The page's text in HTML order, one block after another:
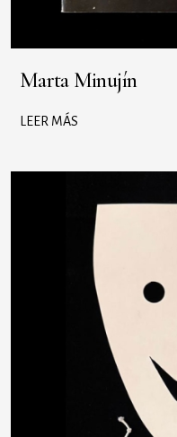
Marta Minujín
LEER MÁS